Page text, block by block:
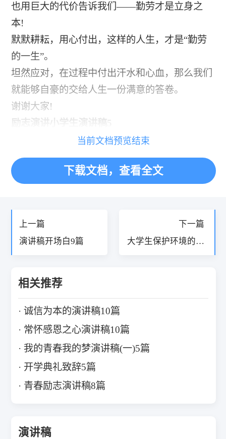
也用巨大的代价告诉我们——勤劳才是立身之
本!
默默耕耘，用心付出，这样的人生，才是“勤劳
的一生”。
坦然应对，在过程中付出汗水和心血，那么我们
就能够自豪的交给人生一份满意的答卷。
谢谢大家!
励志演讲小学生演讲稿5
«
当前文档预览结束
下载文档，查看全文
上一篇
演讲稿开场白9篇
下一篇
大学生保护环境的演
相关推荐
诚信为本的演讲稿10篇
常怀感恩之心演讲稿10篇
我的青春我的梦演讲稿(一)5篇
开学典礼致辞5篇
青春励志演讲稿8篇
演讲稿